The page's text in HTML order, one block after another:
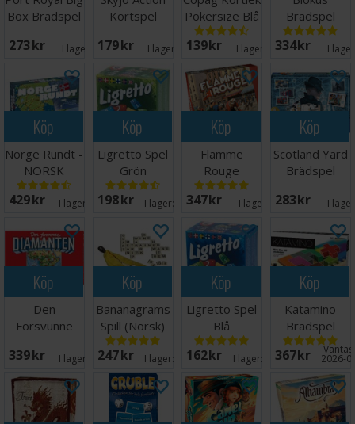
Box Brädspel
273 SEK I lager:
Kortspel
179 SEK I lager: 14
Pokersize Blå
100% Plast
139 SEK I lager: 11
Brädspel
334 SEK I
Köp
Norge Rundt -
NORSK
429 SEK I lager: 16
Köp
Ligretto Spel
Grön
198 SEK I lager: 20+
Köp
Flamme
Rouge
Brädspel
347 SEK I lager: 2
Köp
Scotland Yard
Brädspel
283 SEK I
Köp
Den
Forsvunne
Brettspill
339 SEK I lager: 10
Köp
Bananagrams
Spill (Norsk)
247 SEK I lager: 20+
Köp
Ligretto Spel
Blå
162 SEK I lager: 20+
Köp
Katamino
Brädspel
367 SEK 2026-